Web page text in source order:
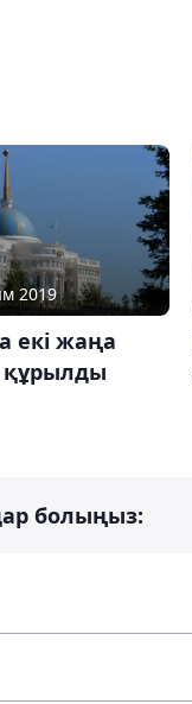
2019
екі жаңа
құрылды
болыңыз: